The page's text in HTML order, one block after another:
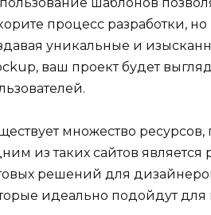
процесс разработки,
уникальные и
ваш проект будет
множество
из таких сайтов является
решений для
идеально подойдут для